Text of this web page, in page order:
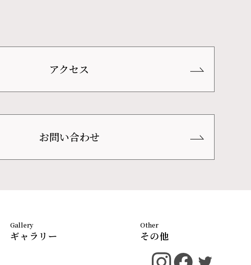
アクセス
お問い合わせ
ギャラリー その他